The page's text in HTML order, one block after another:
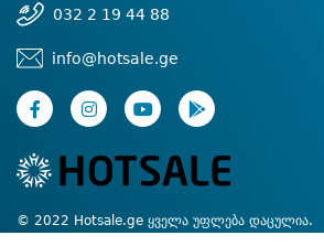
032 2 19 44 88
info@hotsale.ge
© 2022 Hotsale.ge ყველა უფლება დაცულია.